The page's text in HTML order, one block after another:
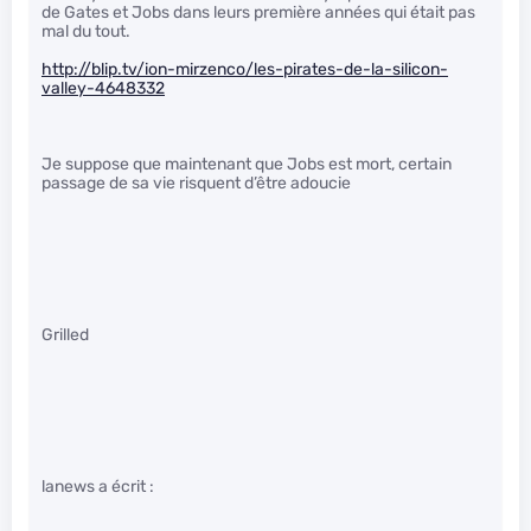
de Gates et Jobs dans leurs première années qui était pas
mal du tout.
http://blip.tv/ion-mirzenco/les-pirates-de-la-silicon-
valley-4648332
Je suppose que maintenant que Jobs est mort, certain
passage de sa vie risquent d’être adoucie
Grilled
lanews a écrit :